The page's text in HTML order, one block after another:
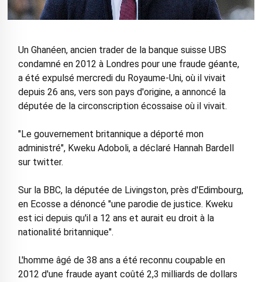
Un Ghanéen, ancien trader de la banque suisse UBS
condamné en 2012 à Londres pour une fraude géante,
a été expulsé mercredi du Royaume-Uni, où il vivait
depuis 26 ans, vers son pays d'origine, a annoncé la
députée de la circonscription écossaise où il vivait.
"Le gouvernement britannique a déporté mon
administré", Kweku Adoboli, a déclaré Hannah Bardell
sur twitter.
Sur la BBC, la députée de Livingston, près d'Edimbourg,
en Ecosse a dénoncé "une parodie de justice. Kweku
est ici depuis qu'il a 12 ans et aurait eu droit à la
nationalité britannique".
L'homme âgé de 38 ans a été reconnu coupable en
2012 d'une fraude ayant coûté 2,3 milliards de dollars